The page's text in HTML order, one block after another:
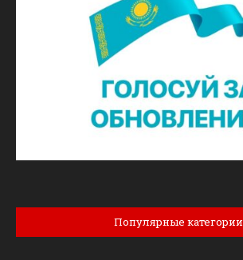
Популярные категории